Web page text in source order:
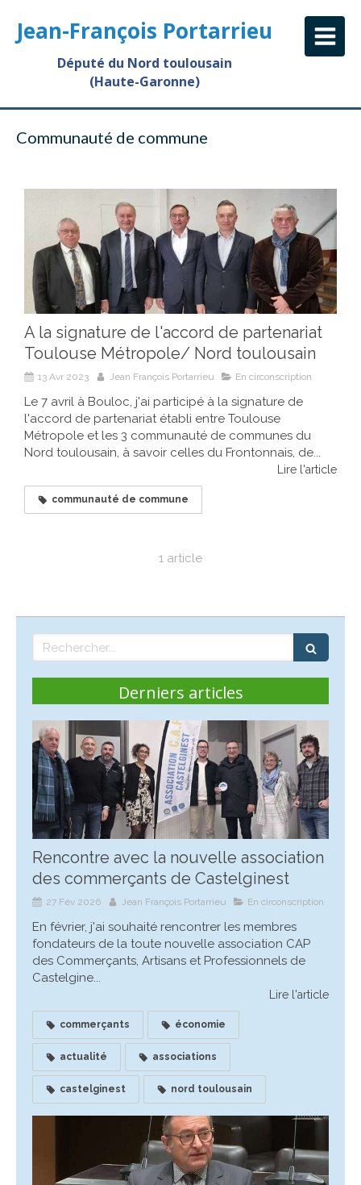
Jean-François Portarrieu
Député du Nord toulousain
(Haute-Garonne)
Communauté de commune
A la signature de l'accord de partenariat
Toulouse Métropole/ Nord toulousain
13 Avr 2023 Jean François Portarrieu En circonscription
Le 7 avril à Bouloc, j'ai participé à la signature de
l'accord de partenariat établi entre Toulouse
Métropole et les 3 communauté de communes du
Nord toulousain, à savoir celles du Frontonnais, de...
Lire l'article
communauté de commune
1 article
Rechercher
Derniers articles
Rencontre avec la nouvelle association
des commerçants de Castelginest
27 Fév 2026 Jean François Portarrieu En circonscription
En février, j'ai souhaité rencontrer les membres
fondateurs de la toute nouvelle association CAP
des Commerçants, Artisans et Professionnels de
Castelgine...
Lire l'article
commerçants économie
actualité associations
castelginest nord toulousain